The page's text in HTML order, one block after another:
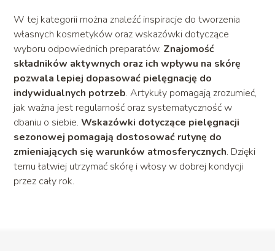
W tej kategorii można znaleźć inspiracje do tworzenia
własnych kosmetyków oraz wskazówki dotyczące
wyboru odpowiednich preparatów. Znajomość
składników aktywnych oraz ich wpływu na skórę
pozwala lepiej dopasować pielęgnację do
indywidualnych potrzeb. Artykuły pomagają zrozumieć,
jak ważna jest regularność oraz systematyczność w
dbaniu o siebie.Wskazówki dotyczące pielęgnacji
sezonowej pomagają dostosować rutynę do
zmieniających się warunków atmosferycznych. Dzięki
temu łatwiej utrzymać skórę i włosy w dobrej kondycji
przez cały rok.